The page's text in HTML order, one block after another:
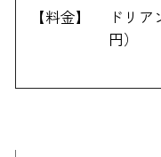
【料金】
ドリ
円）